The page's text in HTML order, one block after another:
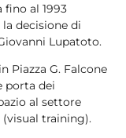
al 1993
decisione di
Lupatoto.
Piazza G. Falcone
porta dei
al settore
training).